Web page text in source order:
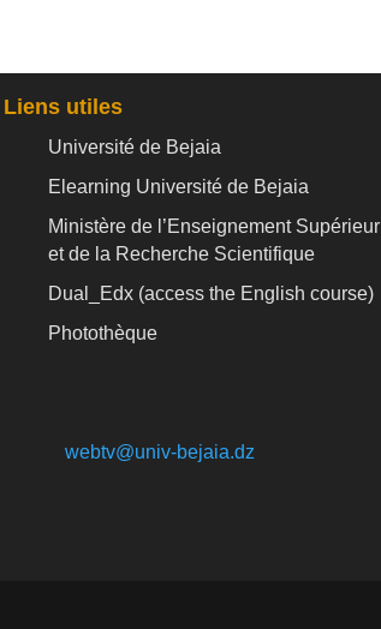
Liens utiles
Université de Bejaia
Elearning Université de Bejaia
Ministère de l’Enseignement Supérieur
et de la Recherche Scientifique
Dual_Edx (access the English course)
Photothèque
webtv@univ-bejaia.dz